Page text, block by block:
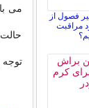
می
توجه
فصول از
مراقبت